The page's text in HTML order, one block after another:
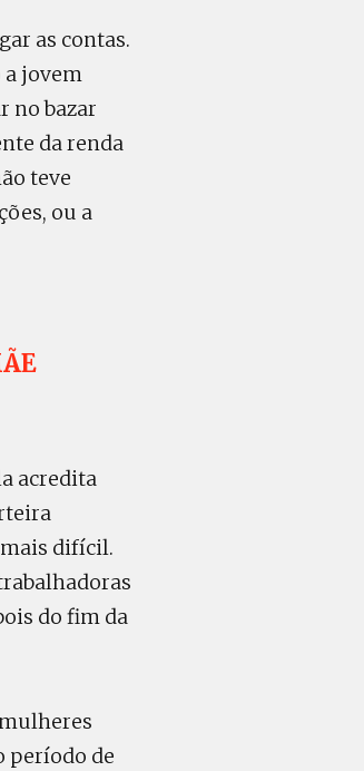
as contas.
a jovem
no bazar
da renda
teve
ou a
acredita
difícil.
do fim da
período de